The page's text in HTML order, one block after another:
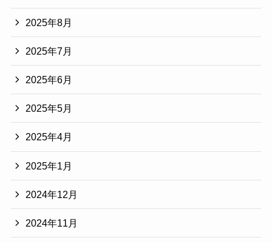
2025年8月
2025年7月
2025年6月
2025年5月
2025年4月
2025年1月
2024年12月
2024年11月